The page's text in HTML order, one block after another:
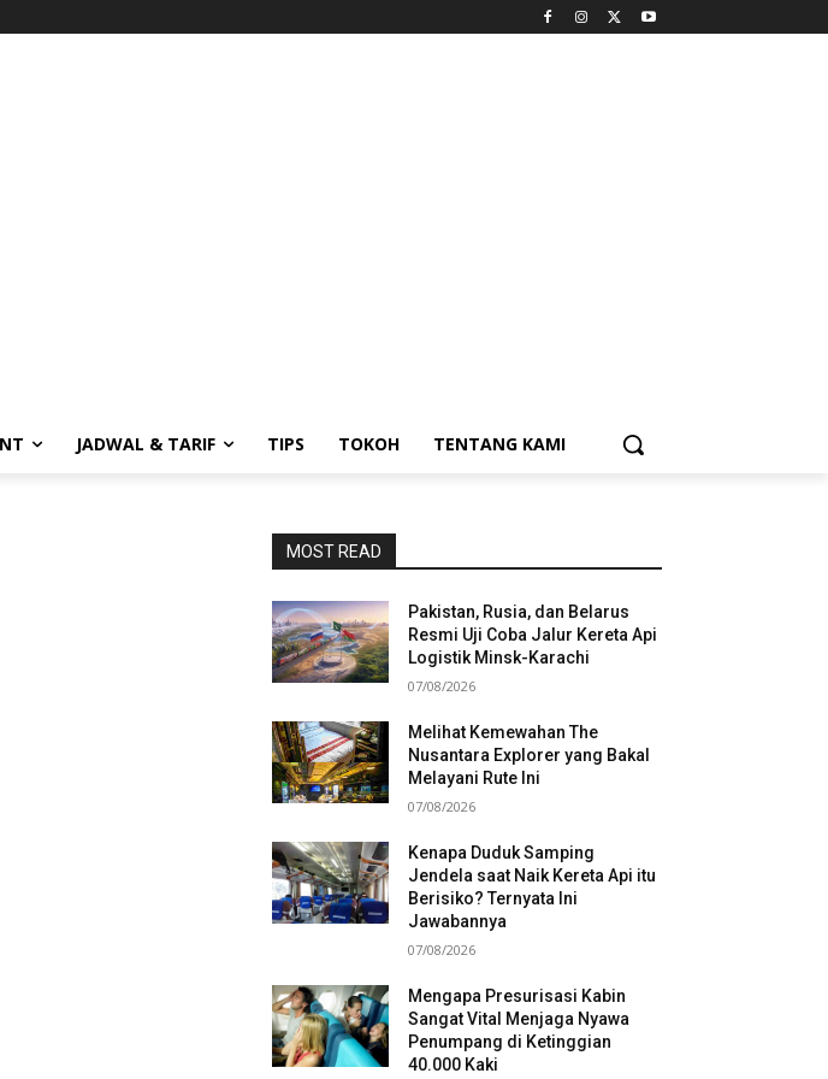
JADWAL & TARIF TIPS TOKOH TENTANG KAMI
MOST READ
Pakistan, Rusia, dan Belarus
Resmi Uji Coba Jalur Kereta Api
Logistik Minsk-Karachi
07/08/2026
Melihat Kemewahan The
Nusantara Explorer yang Bakal
Melayani Rute Ini
07/08/2026
Kenapa Duduk Samping
Jendela saat Naik Kereta Api itu
Berisiko? Ternyata Ini
Jawabannya
07/08/2026
Mengapa Presurisasi Kabin
Sangat Vital Menjaga Nyawa
Penumpang di Ketinggian
40.000 Kaki